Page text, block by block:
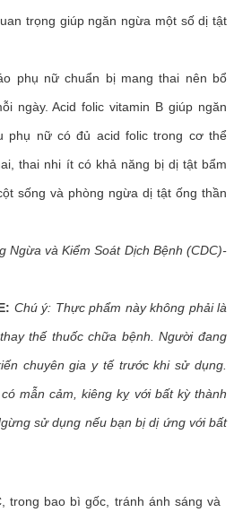
trọng giúp ngăn ngừa một số dị tật
phụ nữ chuẩn bị mang thai nên bổ
ngày. Acid folic vitamin B giúp ngăn
phụ nữ có đủ acid folic trong cơ thể
thai nhi ít có khả năng bị dị tật bẩm
sống và phòng ngừa dị tật ống thần
Ngừa và Kiểm Soát Dịch Bệnh (CDC)-
Chú ý: Thực phẩm này không phải là
thế thuốc chữa bệnh. Người đang
chuyên gia y tế trước khi sử dụng.
mẫn cảm, kiêng kỵ với bất kỳ thành
sử dụng nếu bạn bị dị ứng với bất
trong bao bì gốc, tránh ánh sáng và